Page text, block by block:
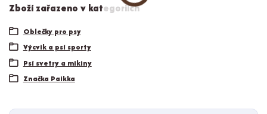
Zboží zařazeno v kategoriích
Oblečky pro psy
Výcvik a psí sporty
Psí svetry a mikiny
Značka Paikka